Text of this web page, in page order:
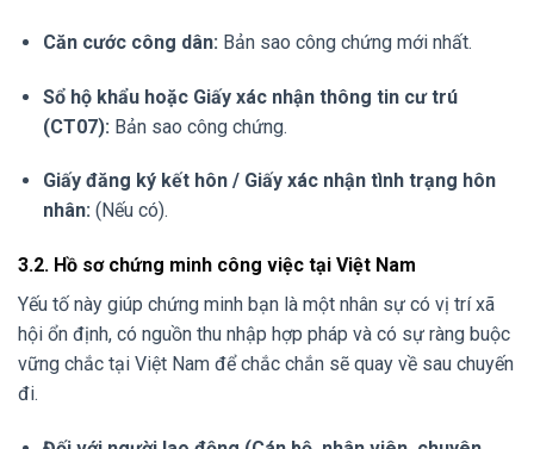
Căn cước công dân: Bản sao công chứng mới nhất.
Sổ hộ khẩu hoặc Giấy xác nhận thông tin cư trú
(CT07): Bản sao công chứng.
Giấy đăng ký kết hôn / Giấy xác nhận tình trạng hôn
nhân: (Nếu có).
3.2. Hồ sơ chứng minh công việc tại Việt Nam
Yếu tố này giúp chứng minh bạn là một nhân sự có vị trí xã
hội ổn định, có nguồn thu nhập hợp pháp và có sự ràng buộc
vững chắc tại Việt Nam để chắc chắn sẽ quay về sau chuyến
đi.